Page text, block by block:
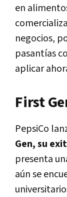
en
negocios,
pasantías
aplicar
First
PepsiCo
Gen, su
presenta
aún se